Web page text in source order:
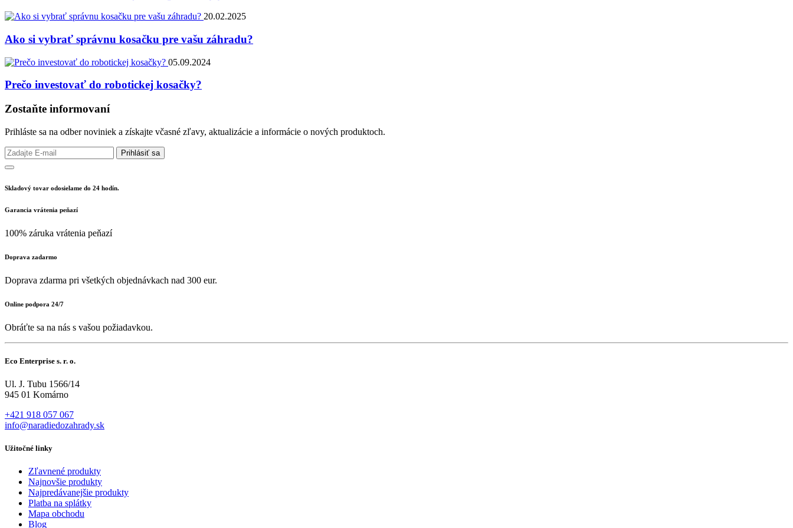
20.02.2025
Ako si vybrať správnu kosačku pre vašu záhradu?
05.09.2024
Prečo investovať do robotickej kosačky?
Zostaňte informovaní
Prihláste sa na odber noviniek a získajte včasné zľavy, aktualizácie a informácie o nových produktoch.
Prihlásiť sa
Skladový tovar odosielame do 24 hodín.
Garancia vrátenia peňazí
100% záruka vrátenia peňazí
Doprava zadarmo
Doprava zdarma pri všetkých objednávkach nad 300 eur.
Online podpora 24/7
Obráťte sa na nás s vašou požiadavkou.
Eco Enterprise s. r. o.
Ul. J. Tubu 1566/14
945 01 Komárno
+421 918 057 067
info@naradiedozahrady.sk
Užitočné linky
Zľavnené produkty
Najnovšie produkty
Najpredávanejšie produkty
Platba na splátky
Mapa obchodu
Blog